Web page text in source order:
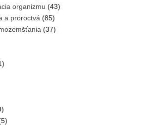
organizmu (43)
a proroctvá (85)
(37)